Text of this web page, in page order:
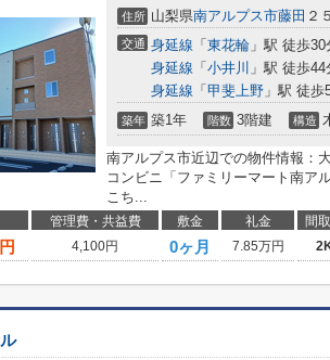
住所 山梨県南アルプス市藤田 ２
交通 身延線 「 東花輪 」駅 徒歩30
身延線 「 小井川 」駅 徒歩44
身延線 「 甲斐上野 」駅 徒歩
築年 築1年 階数 3階建 構造
南アルプス市近辺での物件情報：
コンビニ「ファミリーマート南ア
こち...
管理費・共益費 敷金 礼金 間
4,100円 0ヶ月 7.85万円